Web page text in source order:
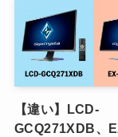
【違い】LCD-
GCQ271XDB、